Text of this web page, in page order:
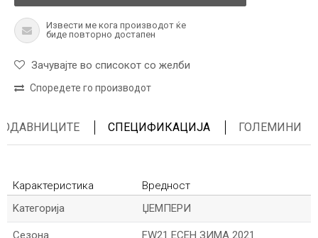
Извести ме кога производот ќе
биде повторно достапен
Зачувајте во списокот со желби
Споредете го производот
СПЕЦИФИКАЦИЈА ГОЛЕМИНИ
Карактеристика
Вредност
Kатегорија
ЏЕМПЕРИ
Сезона FW21 ЕСЕН ЗИМА 2021